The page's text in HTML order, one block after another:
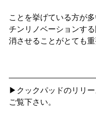
ことを挙げている方が
チンリノベーションす
消させることがとても重
▶クックパッドのリリ
ご覧下さい。